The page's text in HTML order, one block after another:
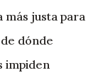
justa para
dónde
impiden